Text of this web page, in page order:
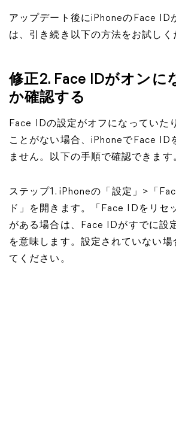
アップデート後にiPhoneのFace ID
は、引き続き以下の方法をお試しく
修正2. Face IDがオンに
か確認する
Face IDの設定がオフになっていた
ことがない場合、iPhoneでFace ID
ません。以下の手順で確認できます
ステップ1. iPhoneの「設定」>「
ド」を開きます。「Face IDをリセ
がある場合は、Face IDがすでに設
を意味します。設定されていない場
てください。